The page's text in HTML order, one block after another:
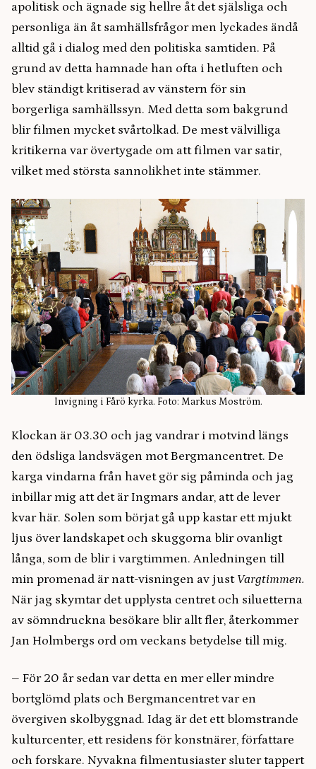
apolitisk och ägnade sig hellre åt det själsliga och
personliga än åt samhällsfrågor men lyckades ändå
alltid gå i dialog med den politiska samtiden. På
grund av detta hamnade han ofta i hetluften och
blev ständigt kritiserad av vänstern för sin
borgerliga samhällssyn. Med detta som bakgrund
blir filmen mycket svårtolkad. De mest välvilliga
kritikerna var övertygade om att filmen var satir,
vilket med största sannolikhet inte stämmer.
Invigning i Fårö kyrka. Foto: Markus Moström.
Klockan är 03.30 och jag vandrar i motvind längs
den ödsliga landsvägen mot Bergmancentret. De
karga vindarna från havet gör sig påminda och jag
inbillar mig att det är Ingmars andar, att de lever
kvar här. Solen som börjat gå upp kastar ett mjukt
ljus över landskapet och skuggorna blir ovanligt
långa, som de blir i vargtimmen. Anledningen till
min promenad är natt-visningen av just Vargtimmen.
När jag skymtar det upplysta centret och siluetterna
av sömndruckna besökare blir allt fler, återkommer
Jan Holmbergs ord om veckans betydelse till mig.
– För 20 år sedan var detta en mer eller mindre
bortglömd plats och Bergmancentret var en
övergiven skolbyggnad. Idag är det ett blomstrande
kulturcenter, ett residens för konstnärer, författare
och forskare. Nyvakna filmentusiaster sluter tappert